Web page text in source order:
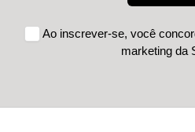
Ao inscrever-se, você
marketing da